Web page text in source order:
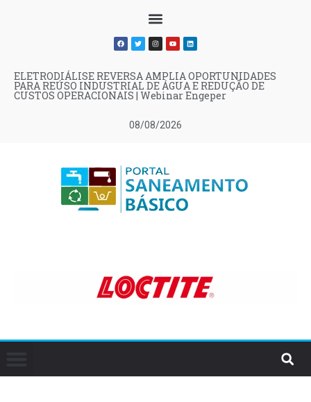
08/08/2026
ELETRODIÁLISE REVERSA AMPLIA OPORTUNIDADES
PARA REÚSO INDUSTRIAL DE ÁGUA E REDUÇÃO DE
CUSTOS OPERACIONAIS | Webinar Engeper